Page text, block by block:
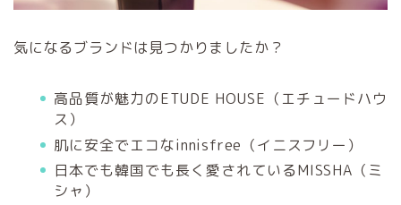
気になるブランドは見つかりましたか？
高品質が魅力のETUDE HOUSE（エチュードハウ
ス）
肌に安全でエコなinnisfree（イニスフリー）
日本でも韓国でも長く愛されているMISSHA（ミ
シャ）